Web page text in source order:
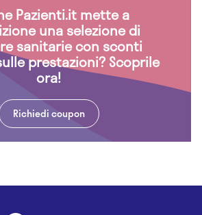
Pazienti.it mette a
una selezione di
sanitarie con sconti
prestazioni? Scoprile
ora!
Richiedi coupon